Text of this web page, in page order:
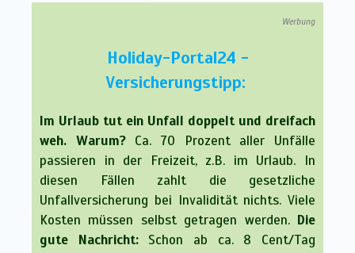
Werbung
Holiday-Portal24 -
Versicherungstipp:
Im Urlaub tut ein Unfall doppelt und dreifach
weh. Warum? Ca. 70 Prozent aller Unfälle
passieren in der Freizeit, z.B. im Urlaub. In
diesen Fällen zahlt die gesetzliche
Unfallversicherung bei Invalidität nichts. Viele
Kosten müssen selbst getragen werden. Die
gute Nachricht: Schon ab ca. 8 Cent/Tag